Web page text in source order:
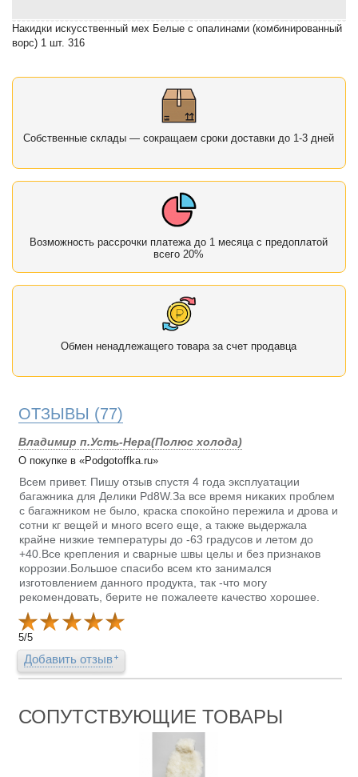
Накидки искусственный мех Белые с опалинами (комбинированный
ворс) 1 шт. 316
Собственные склады — сокращаем сроки доставки до 1-3 дней
Возможность рассрочки платежа до 1 месяца с предоплатой
всего 20%
Обмен ненадлежащего товара за счет продавца
ОТЗЫВЫ (77)
Владимир п.Усть-Нера(Полюс холода)
О покупке в «Podgotoffka.ru»
Всем привет. Пишу отзыв спустя 4 года эксплуатации
багажника для Делики Pd8W.За все время никаких проблем
с багажником не было, краска спокойно пережила и дрова и
сотни кг вещей и много всего еще, а также выдержала
крайне низкие температуры до -63 градусов и летом до
+40.Все крепления и сварные швы целы и без признаков
коррозии.Большое спасибо всем кто занимался
изготовлением данного продукта, так -что могу
рекомендовать, берите не пожалеете качество хорошее.
5/5
Добавить отзыв
СОПУТСТВУЮЩИЕ ТОВАРЫ